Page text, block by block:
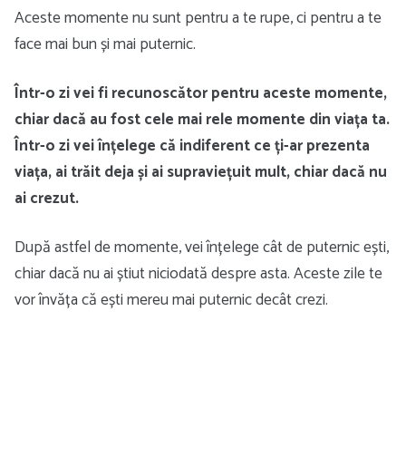
Aceste momente nu sunt pentru a te rupe, ci pentru a te
face mai bun și mai puternic.
Într-o zi vei fi recunoscător pentru aceste momente,
chiar dacă au fost cele mai rele momente din viața ta.
Într-o zi vei înțelege că indiferent ce ți-ar prezenta
viața, ai trăit deja și ai supraviețuit mult, chiar dacă nu
ai crezut.
După astfel de momente, vei înțelege cât de puternic ești,
chiar dacă nu ai știut niciodată despre asta. Aceste zile te
vor învăța că ești mereu mai puternic decât crezi.